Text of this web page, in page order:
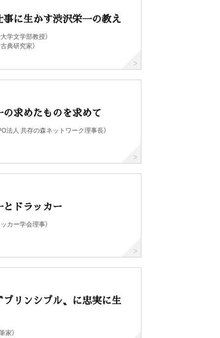
事に生かす渋沢栄一の教え
学文学部教授）
典研究家）
求めたものを求めて
法人 共存の森ネットワーク理事長）
とドラッカー
カー学会理事）
プリンシプル〟に忠実に生
家）